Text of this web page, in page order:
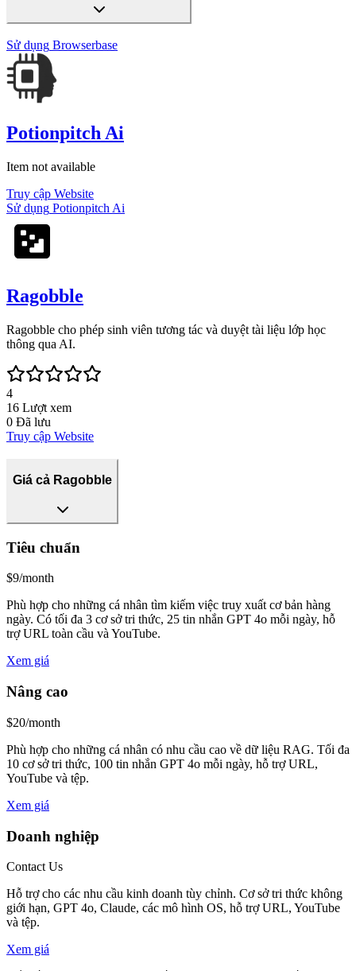
Sử dụng Browserbase
Potionpitch Ai
Item not available
Truy cập Website
Sử dụng Potionpitch Ai
Ragobble
Ragobble cho phép sinh viên tương tác và duyệt tài liệu lớp học
thông qua AI.
4
16 Lượt xem
0 Đã lưu
Truy cập Website
Giá cả Ragobble
Tiêu chuẩn
$9/month
Phù hợp cho những cá nhân tìm kiếm việc truy xuất cơ bản hàng
ngày. Có tối đa 3 cơ sở tri thức, 25 tin nhắn GPT 4o mỗi ngày, hỗ
trợ URL toàn cầu và YouTube.
Xem giá
Nâng cao
$20/month
Phù hợp cho những cá nhân có nhu cầu cao về dữ liệu RAG. Tối đa
10 cơ sở tri thức, 100 tin nhắn GPT 4o mỗi ngày, hỗ trợ URL,
YouTube và tệp.
Xem giá
Doanh nghiệp
Contact Us
Hỗ trợ cho các nhu cầu kinh doanh tùy chỉnh. Cơ sở tri thức không
giới hạn, GPT 4o, Claude, các mô hình OS, hỗ trợ URL, YouTube
và tệp.
Xem giá